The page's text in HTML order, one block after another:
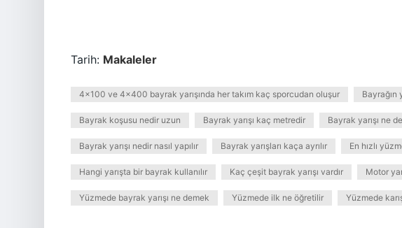
Tarih: Makaleler
4x100 ve 4x400 bayrak yarışında her takım kaç sporcudan oluşur Bayrağın
Bayrak koşusu nedir uzun Bayrak yarışı kaç metredir Bayrak yarışı ne
Bayrak yarışı nedir nasıl yapılır Bayrak yarışları kaça ayrılır En hızlı
Hangi yarışta bir bayrak kullanılır Kaç çeşit bayrak yarışı vardır Motor
Yüzmede bayrak yarışı ne demek Yüzmede ilk ne öğretilir Yüzmede